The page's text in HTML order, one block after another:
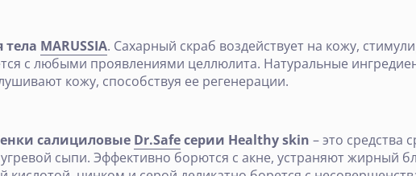
тела MARUSSIA. Сахарный скраб воздействует на кожу,
с любыми проявлениями целлюлита. Натуральные
кожу, способствуя ее регенерации.
салициловые Dr.Safeсерии Healthy skin – это средства
сыпи. Эффективно борются с акне, устраняют жирный